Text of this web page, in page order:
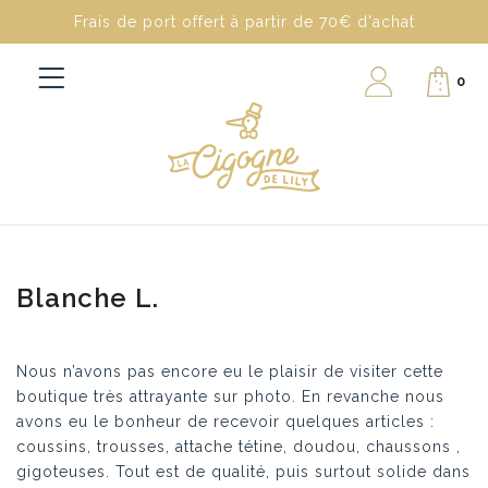
Frais de port offert à partir de 70€ d'achat
0
Blanche L.
Nous n’avons pas encore eu le plaisir de visiter cette
boutique très attrayante sur photo. En revanche nous
avons eu le bonheur de recevoir quelques articles :
coussins, trousses, attache tétine, doudou, chaussons ,
gigoteuses. Tout est de qualité, puis surtout solide dans